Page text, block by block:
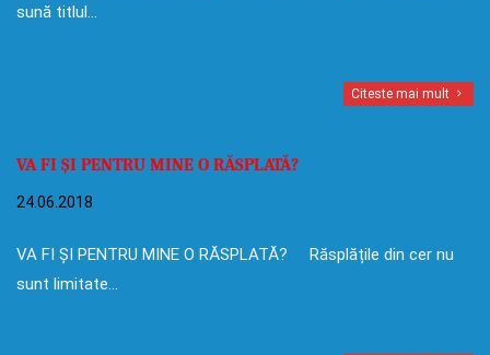
sună titlul…
Citeste mai mult
VA FI ȘI PENTRU MINE O RĂSPLATĂ?
24.06.2018
VA FI ȘI PENTRU MINE O RĂSPLATĂ? Răsplățile din cer nu
sunt limitate…